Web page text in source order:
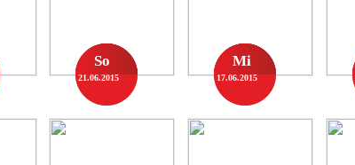
So
21.06.2015
Mi
17.06.2015